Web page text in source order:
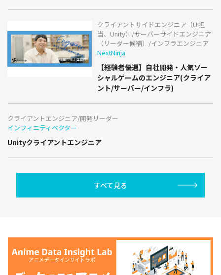
クライアントサイドエンジニア（UI担
当、Unity）/サーバーサイドエンジニア
（リーダー候補）/インフラエンジニア
NextNinja
【経験者優遇】自社開発・人気ソー
シャルゲームのエンジニア(クライア
ント/サーバー/インフラ)
クライアントエンジニア/開発リーダー
インフィニティベクター
Unityクライアントエンジニア
すべて見る